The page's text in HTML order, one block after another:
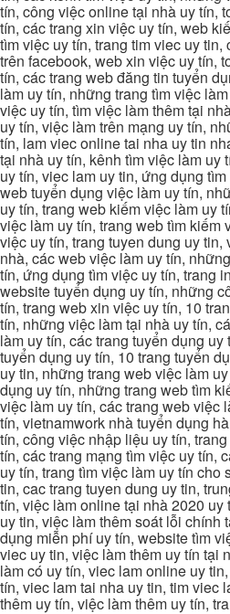
tín, công việc online tại nhà uy tín,
tín, các trang xin việc uy tín, web
tìm việc uy tín, trang tim viec uy
trên facebook, web xin việc uy tín,
tín, các trang web đăng tin tuyển
làm uy tín, những trang tìm việc
việc uy tín, tìm việc làm thêm tại
uy tín, việc làm trên mạng uy tín,
tín, lam viec online tai nha uy tin
tại nhà uy tín, kênh tìm việc làm uy
uy tín, viec lam uy tin, ứng dụng
web tuyển dụng việc làm uy tín,
uy tín, trang web kiếm việc làm uy
việc làm uy tín, trang web tìm kiếm
việc uy tín, trang tuyen dung uy
nhà, các web việc làm uy tín,
tín, ứng dụng tìm việc uy tín, trang
website tuyển dụng uy tín, những
tín, trang web xin việc uy tín, 10
tín, những việc làm tại nhà uy tín,
làm uy tín, các trang tuyển dụng
tuyển dụng uy tín, 10 trang tuyển
uy tin, những trang web việc làm
dụng uy tín, những trang web tìm
việc làm uy tín, các trang web việc
tín, vietnamwork nhà tuyển dụng
tín, công việc nhập liệu uy tín,
tín, các trang mạng tìm việc uy tín,
uy tín, trang tìm việc làm uy tín
tin, cac trang tuyen dung uy tin,
tín, việc làm online tại nhà 2020
uy tin, việc làm thêm soát lỗi chính
dụng miễn phí uy tín, website tìm
viec uy tin, việc làm thêm uy tín tại
làm có uy tín, viec lam online uy
tín, viec lam tai nha uy tin, tim viec
thêm uy tín, việc làm thêm uy tín,